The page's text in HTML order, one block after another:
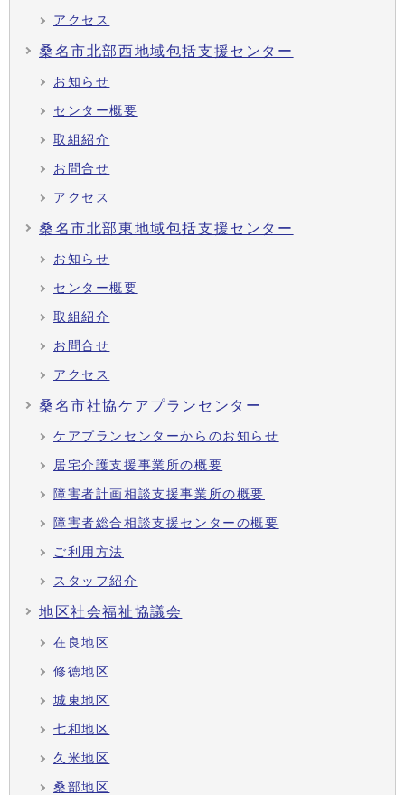
アクセス
桑名市北部西地域包括支援センター
お知らせ
センター概要
取組紹介
お問合せ
アクセス
桑名市北部東地域包括支援センター
お知らせ
センター概要
取組紹介
お問合せ
アクセス
桑名市社協ケアプランセンター
ケアプランセンターからのお知らせ
居宅介護支援事業所の概要
障害者計画相談支援事業所の概要
障害者総合相談支援センターの概要
ご利用方法
スタッフ紹介
地区社会福祉協議会
在良地区
修徳地区
城東地区
七和地区
久米地区
桑部地区